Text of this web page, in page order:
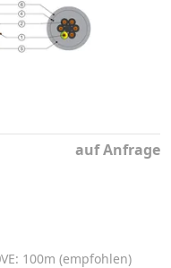
auf Anfrage
VE: 100m (empfohlen)